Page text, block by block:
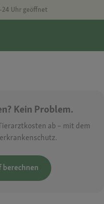
Uhr geöffnet
Kein Problem.
ab – mit dem
berechnen